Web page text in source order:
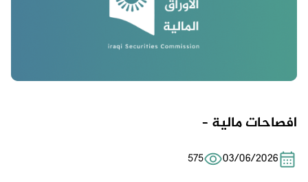
افصاحات مالية –
03/06/2026
575